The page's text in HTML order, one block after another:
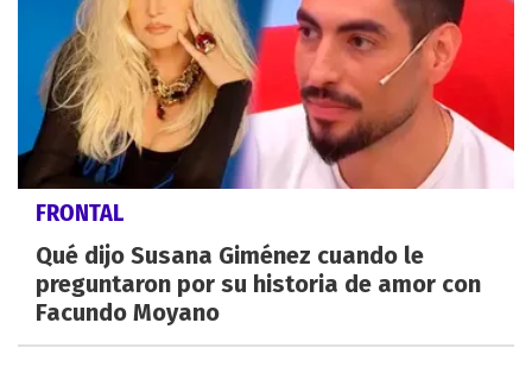
FRONTAL
Qué dijo Susana Giménez cuando le
preguntaron por su historia de amor con
Facundo Moyano